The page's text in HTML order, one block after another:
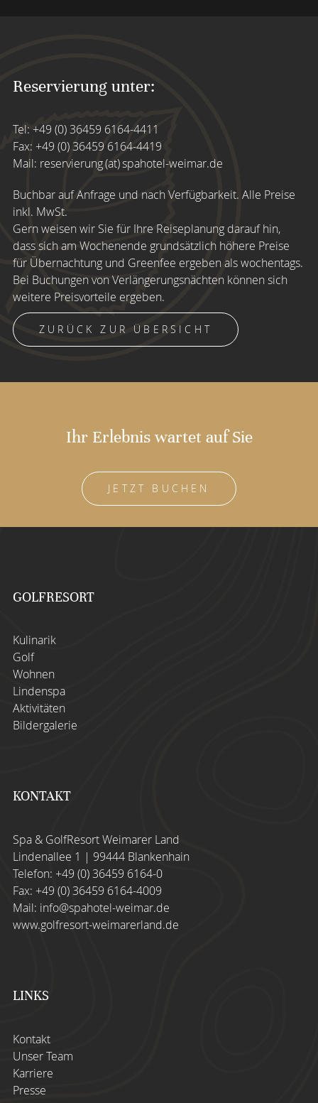
Reservierung unter:
Tel: +49 (0) 36459 6164-4411
Fax: +49 (0) 36459 6164-4419
Mail: reservierung (at) spahotel-weimar.de
Buchbar auf Anfrage und nach Verfügbarkeit. Alle Preise
inkl. MwSt.
Gern weisen wir Sie für Ihre Reiseplanung darauf hin,
dass sich am Wochenende grundsätzlich höhere Preise
für Übernachtung und Greenfee ergeben als wochentags.
Bei Buchungen von Verlängerungsnächten können sich
weitere Preisvorteile ergeben.
ZURÜCK ZUR ÜBERSICHT
Ihr Erlebnis wartet auf Sie
JETZT BUCHEN
GOLFRESORT
Kulinarik
Golf
Wohnen
Lindenspa
Aktivitäten
Bildergalerie
KONTAKT
Spa & GolfResort Weimarer Land
Lindenallee 1 | 99444 Blankenhain
Telefon: +49 (0) 36459 6164-0
Fax: +49 (0) 36459 6164-4009
Mail: info@spahotel-weimar.de
www.golfresort-weimarerland.de
LINKS
Kontakt
Unser Team
Karriere
Presse